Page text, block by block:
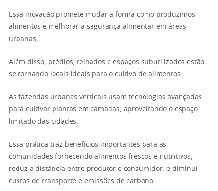
Essa inovação promete mudar a forma como produzimos
alimentos e melhorar a segurança alimentar em áreas
urbanas.
Além disso, prédios, telhados e espaços subutilizados estão
se tornando locais ideais para o cultivo de alimentos.
As fazendas urbanas verticais usam tecnologias avançadas
para cultivar plantas em camadas, aproveitando o espaço
limitado das cidades.
Essa prática traz benefícios importantes para as
comunidades fornecendo alimentos frescos e nutritivos,
reduz a distância entre produtor e consumidor, e diminui
custos de transporte e emissões de carbono.